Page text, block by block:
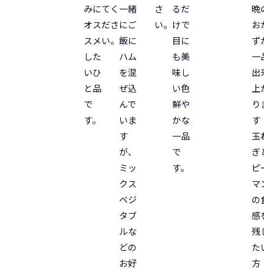
みに
オス
スメ
した
いひ
と品
で
す。
てく
ださ
い。
一緒
にご
飯に
ハム
を混
ぜ込
んで
いま
す
が、
ミッ
クス
ベジ
タブ
ルな
どの
お好
さ
い。
るだ
けで
目に
も美
味し
い色
鮮や
かな
一品
で
す。
晩
お
ず
一
出
上
り
す
玉
ぎ
ピ
マ
の
感
残
た
方